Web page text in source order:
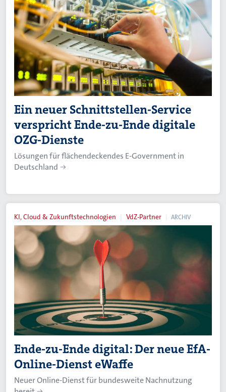
Ein neuer Schnittstellen-Service
verspricht Ende-zu-Ende digitale
OZG-Dienste
Lösungen für flächendeckendes E-Government in
Deutschland
KI, Cloud & Zukunftstechnologien VdZ-Partner ARCHIV
Ende-zu-Ende digital: Der neue EfA-
Online-Dienst eWaffe
Neuer Online-Dienst für bundesweite Nachnutzung